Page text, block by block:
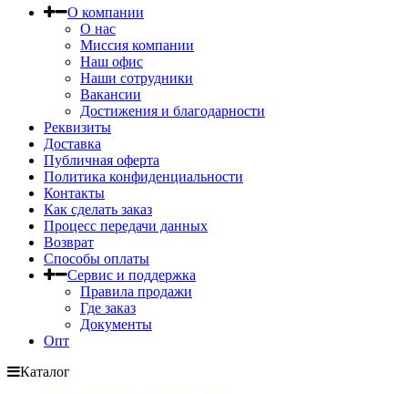
О компании
О нас
Миссия компании
Наш офис
Наши сотрудники
Вакансии
Достижения и благодарности
Реквизиты
Доставка
Публичная оферта
Политика конфиденциальности
Контакты
Как сделать заказ
Процесс передачи данных
Возврат
Способы оплаты
Сервис и поддержка
Правила продажи
Где заказ
Документы
Опт
Каталог